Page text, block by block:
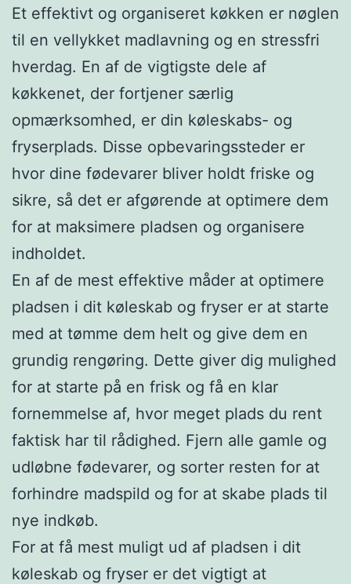
Et effektivt og organiseret køkken er nøglen
til en vellykket madlavning og en stressfri
hverdag. En af de vigtigste dele af
køkkenet, der fortjener særlig
opmærksomhed, er din køleskabs- og
fryserplads. Disse opbevaringssteder er
hvor dine fødevarer bliver holdt friske og
sikre, så det er afgørende at optimere dem
for at maksimere pladsen og organisere
indholdet.
En af de mest effektive måder at optimere
pladsen i dit køleskab og fryser er at starte
med at tømme dem helt og give dem en
grundig rengøring. Dette giver dig mulighed
for at starte på en frisk og få en klar
fornemmelse af, hvor meget plads du rent
faktisk har til rådighed. Fjern alle gamle og
udløbne fødevarer, og sorter resten for at
forhindre madspild og for at skabe plads til
nye indkøb.
For at få mest muligt ud af pladsen i dit
køleskab og fryser er det vigtigt at